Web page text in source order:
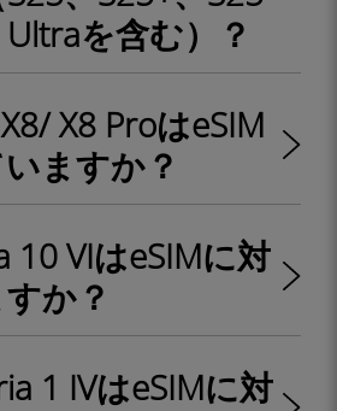
を含む）？
X8 ProはeSIM
ますか？
10 VIはeSIMに対
か？
1 IVはeSIMに対